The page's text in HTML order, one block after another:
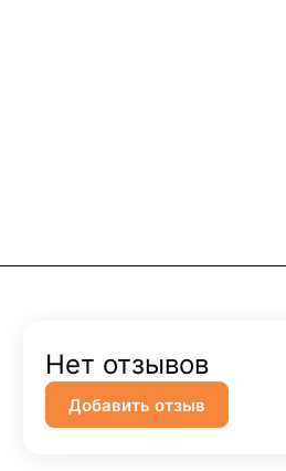
Нет отзывов
Добавить отзыв